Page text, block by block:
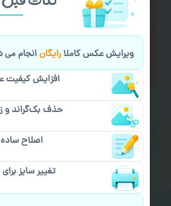
کادو کردن سفارش با
لازم را انجام دهید.
ایمیل جهت ثبت یا پیگیری
aks4chap.com@gmail.com
برای ارسال پیام کلیک
ویرایش عکس کاملارایگانانجام
افزایش
حذف بک‌گراند و
اصلاح
تغییر سایز